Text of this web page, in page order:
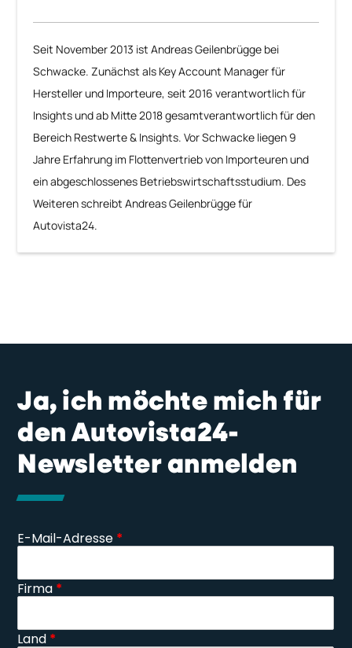
Seit November 2013 ist Andreas Geilenbrügge bei
Schwacke. Zunächst als Key Account Manager für
Hersteller und Importeure, seit 2016 verantwortlich für
Insights und ab Mitte 2018 gesamtverantwortlich für den
Bereich Restwerte & Insights. Vor Schwacke liegen 9
Jahre Erfahrung im Flottenvertrieb von Importeuren und
ein abgeschlossenes Betriebswirtschaftsstudium. Des
Weiteren schreibt Andreas Geilenbrügge für
Autovista24.
Ja, ich möchte mich für
den Autovista24-
Newsletter anmelden